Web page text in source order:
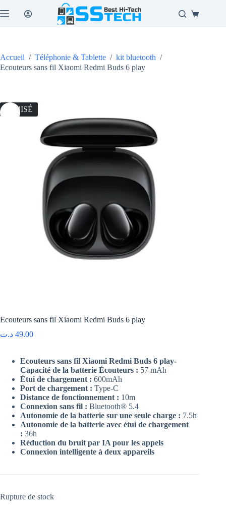
au
Panier
Accueil / Téléphonie & Tablette / kit bluetooth /
Ecouteurs sans fil Xiaomi Redmi Buds 6 play
ÉPUISÉ
Ecouteurs sans fil Xiaomi Redmi Buds 6 play
49.00 د.ت
Ecouteurs sans fil Xiaomi Redmi Buds 6 play-
Capacité de la batterie Écouteurs : 57 mAh
Étui de chargement : 600mAh
Port de chargement : Type-C
Distance de fonctionnement : 10m
Connexion sans fil : Bluetooth® 5.4
Autonomie de la batterie sur une seule charge : 7.5h
Autonomie de la batterie avec étui de chargement
: 36h
Réduction du bruit par IA pour les appels
Connexion intelligente à deux appareils
Rupture de stock